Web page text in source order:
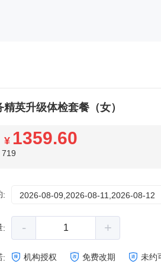
精英升级体检套餐（女）
¥ 1359.60
: 2026-08-09,2026-08-11,2026-08-12
: - +
: 机构授权 免费改期 未约